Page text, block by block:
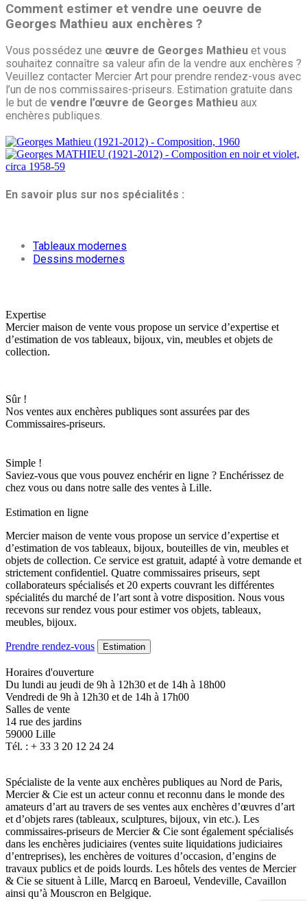
Comment estimer et vendre une oeuvre de
Georges Mathieu aux enchères ?
Vous possédez une œuvre de Georges Mathieu et vous
souhaitez connaître sa valeur afin de la vendre aux enchères ?
Veuillez contacter Mercier Art pour prendre rendez-vous avec
l’un de nos commissaires-priseurs. Estimation gratuite dans
le but de vendre l’œuvre de Georges Mathieu aux
enchères publiques.
En savoir plus sur nos spécialités :
Tableaux modernes
Dessins modernes
Expertise
Mercier maison de vente vous propose un service d’expertise et
d’estimation de vos tableaux, bijoux, vin, meubles et objets de
collection.
Sûr !
Nos ventes aux enchères publiques sont assurées par des
Commissaires-priseurs.
Simple !
Saviez-vous que vous pouvez enchérir en ligne ? Enchérissez de
chez vous ou dans notre salle des ventes à Lille.
Estimation en ligne
Mercier maison de vente vous propose un service d’expertise et
d’estimation de vos tableaux, bijoux, bouteilles de vin, meubles et
objets de collection. Ce service est gratuit, adapté à votre demande et
strictement confidentiel. Quatre commissaires priseurs, sept
collaborateurs spécialisés et 20 experts couvrant les différentes
spécialités du marché de l’art sont à votre disposition. Nous vous
recevons sur rendez vous pour estimer vos objets, tableaux,
meubles, bijoux.
Prendre rendez-vous Estimation
Horaires d'ouverture
Du lundi au jeudi de 9h à 12h30 et de 14h à 18h00
Vendredi de 9h à 12h30 et de 14h à 17h00
Salles de vente
14 rue des jardins
59000 Lille
Tél. : + 33 3 20 12 24 24
Spécialiste de la vente aux enchères publiques au Nord de Paris,
Mercier & Cie est un acteur connu et reconnu dans le monde des
amateurs d’art au travers de ses ventes aux enchères d’œuvres d’art
et d’objets rares (tableaux, sculptures, bijoux, vin etc.). Les
commissaires-priseurs de Mercier & Cie sont également spécialisés
dans les enchères judiciaires (ventes suite liquidations judiciaires
d’entreprises), les enchères de voitures d’occasion, d’engins de
travaux publics et de poids lourds. Les hôtels des ventes de Mercier
& Cie se situent à Lille, Marcq en Baroeul, Vendeville, Cavaillon
ainsi qu’à Mouscron en Belgique.